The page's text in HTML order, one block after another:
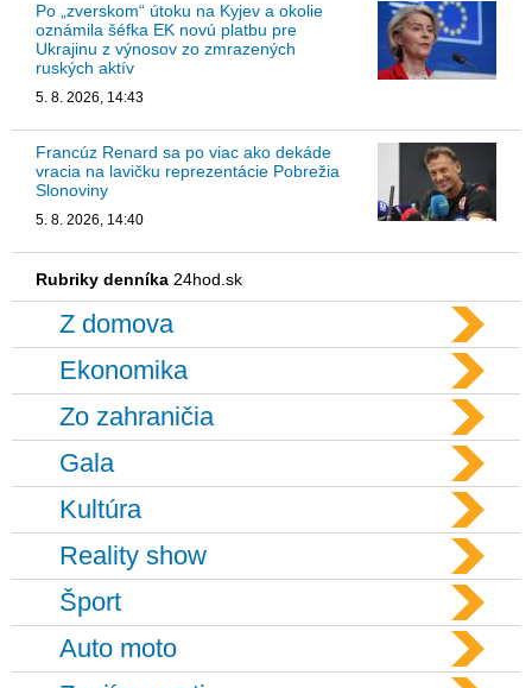
Po „zverskom“ útoku na Kyjev a okolie
oznámila šéfka EK novú platbu pre
Ukrajinu z výnosov zo zmrazených
ruských aktív
5. 8. 2026, 14:43
Francúz Renard sa po viac ako dekáde
vracia na lavičku reprezentácie Pobrežia
Slonoviny
5. 8. 2026, 14:40
Rubriky denníka 24hod.sk
Z domova
Ekonomika
Zo zahraničia
Gala
Kultúra
Reality show
Šport
Auto moto